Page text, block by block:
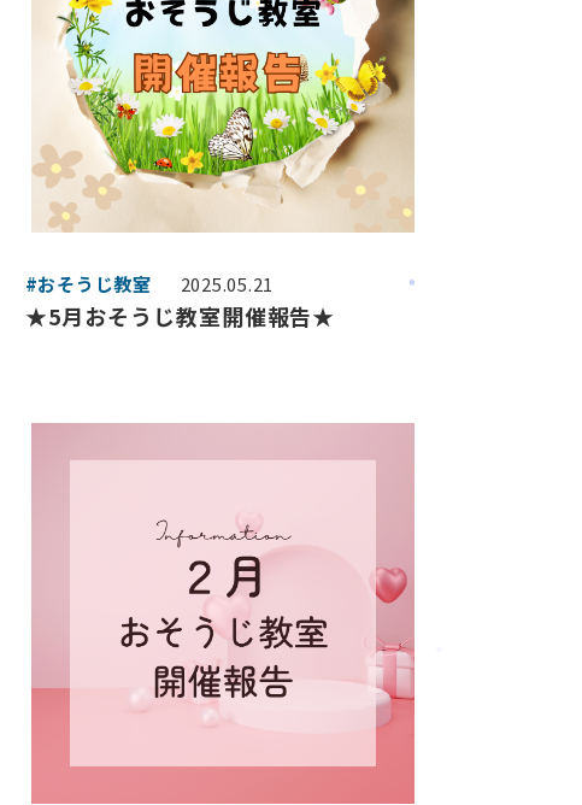
#おそうじ教室 2025.05.21
★5月おそうじ教室開催報告★